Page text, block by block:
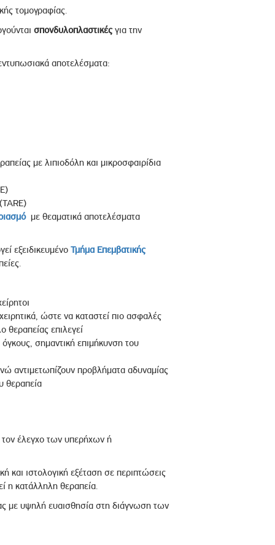
τομογραφίας.
σπονδυλοπλαστικέςγια την
αποτελέσματα:
με λιπιοδόλη και μικροσφαιρίδια
με θεαματικά αποτελέσματα
εξειδικευμένο Τμήμα Επεμβατικής
ώστε να καταστεί πιο ασφαλές
θεραπείας επιλεγεί
σημαντική επιμήκυνση του
αντιμετωπίζουν προβλήματα αδυναμίας
θεραπεία
τον έλεγχο των υπερήχων ή
και ιστολογική εξέταση σε περιπτώσεις
η κατάλληλη θεραπεία.
με υψηλή ευαισθησία στη διάγνωση των